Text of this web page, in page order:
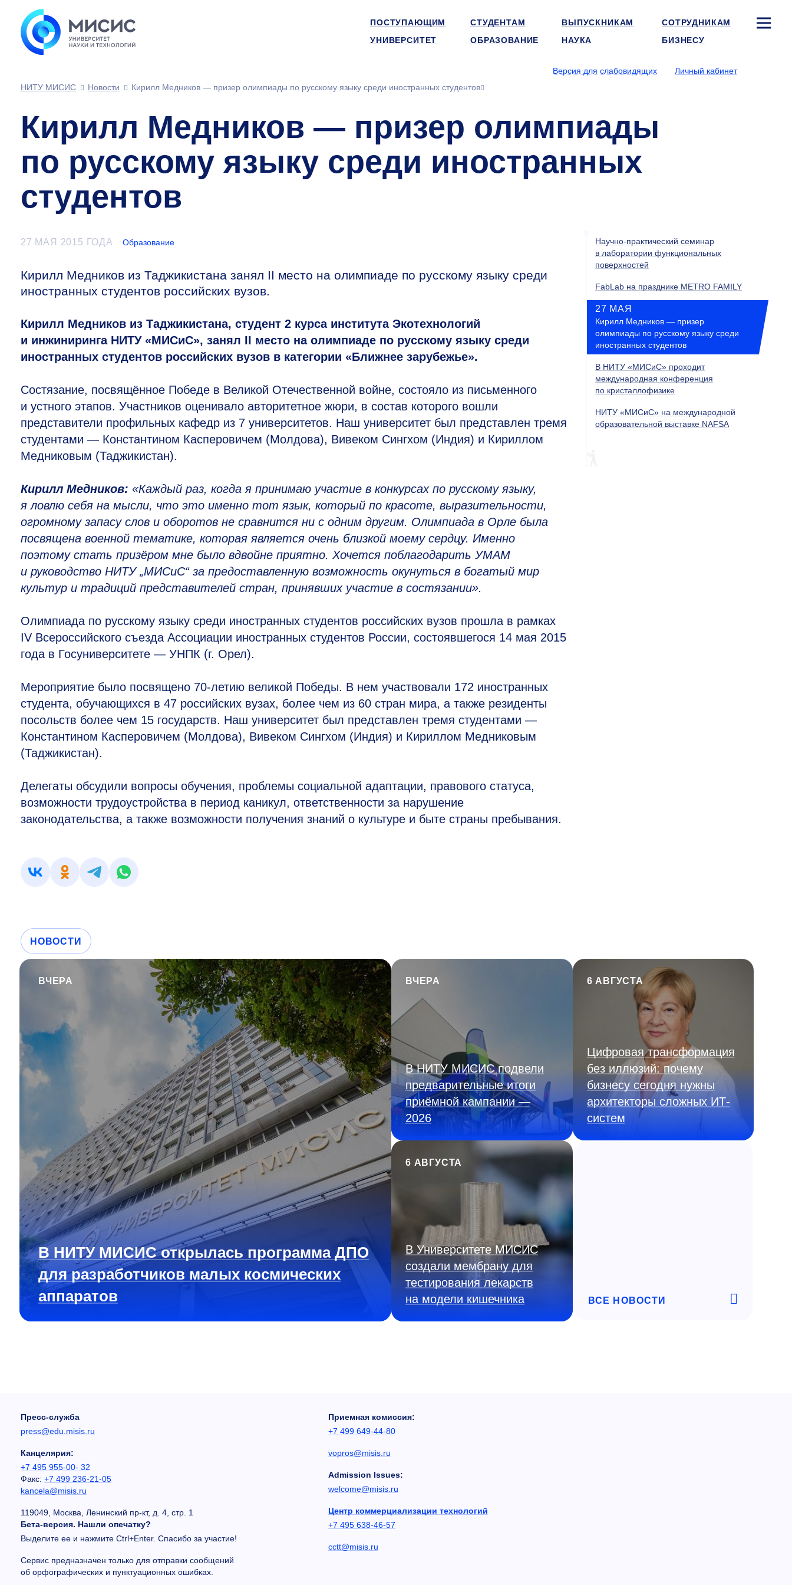
ПОСТУПАЮЩИМ СТУДЕНТАМ ВЫПУСКНИКАМ
СОТРУДНИКАМ
УНИВЕРСИТЕТ
ОБРАЗОВАНИЕ НАУКА БИЗНЕСУ
Версия для слабовидящих
Личный кабинет
НИТУ МИСИС
Новости Кирилл Медников — призер олимпиады по русскому языку среди иностранных студентов
Кирилл Медников — призер олимпиады
по русскому языку среди иностранных
студентов
27 МАЯ 2015 ГОДА Образование
Кирилл Медников из Таджикистана занял II место на олимпиаде по русскому языку среди
иностранных студентов российских вузов.
Кирилл Медников из Таджикистана, студент 2 курса института Экотехнологий
и инжиниринга НИТУ «МИСиС», занял II место на олимпиаде по русскому языку среди
иностранных студентов российских вузов в категории «Ближнее зарубежье».
Состязание, посвящённое Победе в Великой Отечественной войне, состояло из письменного
и устного этапов. Участников оценивало авторитетное жюри, в состав которого вошли
представители профильных кафедр из 7 университетов. Наш университет был представлен тремя
студентами — Константином Касперовичем (Молдова), Вивеком Сингхом (Индия) и Кириллом
Медниковым (Таджикистан).
Кирилл Медников: «Каждый раз, когда я принимаю участие в конкурсах по русскому языку,
я ловлю себя на мысли, что это именно тот язык, который по красоте, выразительности,
огромному запасу слов и оборотов не сравнится ни с одним другим. Олимпиада в Орле была
посвящена военной тематике, которая является очень близкой моему сердцу. Именно
поэтому стать призёром мне было вдвойне приятно. Хочется поблагодарить УМАМ
и руководство НИТУ „МИСиС“ за предоставленную возможность окунуться в богатый мир
культур и традиций представителей стран, принявших участие в состязании».
Олимпиада по русскому языку среди иностранных студентов российских вузов прошла в рамках
IV Всероссийского съезда Ассоциации иностранных студентов России, состоявшегося 14 мая 2015
года в Госуниверситете — УНПК (г. Орел).
Мероприятие было посвящено 70-летию великой Победы. В нем участвовали 172 иностранных
студента, обучающихся в 47 российских вузах, более чем из 60 стран мира, а также резиденты
посольств более чем 15 государств. Наш университет был представлен тремя студентами —
Константином Касперовичем (Молдова), Вивеком Сингхом (Индия) и Кириллом Медниковым
(Таджикистан).
Делегаты обсудили вопросы обучения, проблемы социальной адаптации, правового статуса,
возможности трудоустройства в период каникул, ответственности за нарушение
законодательства, а также возможности получения знаний о культуре и быте страны пребывания.
Научно-практический семинар
в лаборатории функциональных
поверхностей
FabLab на празднике METRO FAMILY
27 МАЯ
Кирилл Медников — призер
олимпиады по русскому языку среди
иностранных студентов
В НИТУ «МИСиС» проходит
международная конференция
по кристаллофизике
НИТУ «МИСиС» на международной
образовательной выставке NAFSA
НОВОСТИ
ВЧЕРА
В НИТУ МИСИС открылась программа ДПО
для разработчиков малых космических
аппаратов
ВЧЕРА
В НИТУ МИСИС подвели
предварительные итоги
приёмной кампании —
2026
6 АВГУСТА
Цифровая трансформация
без иллюзий: почему
бизнесу сегодня нужны
архитекторы сложных ИТ-
систем
6 АВГУСТА
В Университете МИСИС
создали мембрану для
тестирования лекарств
на модели кишечника
ВСЕ НОВОСТИ
Пресс-служба
press@edu.misis.ru
Канцелярия:
+7 495 955-00- 32
Факс: +7 499 236-21-05
kancela@misis.ru
119049, Москва, Ленинский пр-кт, д. 4, стр. 1
Бета-версия. Нашли опечатку?
Выделите ее и нажмите Ctrl+Enter. Спасибо за участие!
Сервис предназначен только для отправки сообщений
об орфографических и пунктуационных ошибках.
Приемная комиссия:
+7 499 649-44-80
vopros@misis.ru
Admission Issues:
welcome@misis.ru
Центр коммерциализации технологий
+7 495 638-46-57
cctt@misis.ru